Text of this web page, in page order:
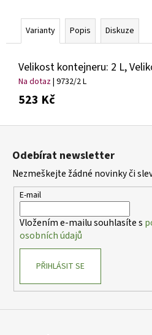
Varianty Popis Diskuze
Velikost kontejneru: 2 L,
Na dotaz| 9732/2 L
523 Kč
SEDUM
TELEPHIUM
DARK
ROZCHODNÍK
ZVRHLÝ
139
Kč
Z
Odebírat newsletter
Nezmeškejte žádné novinky či
E-mail
Vložením e-mailu souhlasíte s
osobních údajů
PŘIHLÁSIT SE